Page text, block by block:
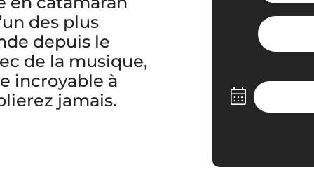
des plus
depuis le
de la musique,
incroyable à
jamais.